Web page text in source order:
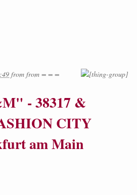
from from = = =
- 38317 &
CITY
am Main